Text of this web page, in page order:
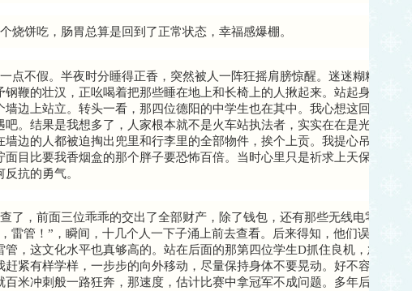
烧饼吃，肠胃总算是回到了正常状态，幸福感爆棚。
点不假。半夜时分睡得正香，突然被人一阵狂摇肩膀惊醒。迷迷糊糊睁开
鞭的壮汉，正吆喝着把那些睡在地上和长椅上的人揪起来。站起身来以后，
边上站立。转头一看，那四位德阳的中学生也在其中。我心想这回咱兜里有
。结果是我想多了，人家根本就不是火车站执法者，实实在在是光明正大的
边的人都被迫掏出兜里和行李里的全部物件，挨个上贡。我提心吊胆地抬头
目比要我香烟盒的那个胖子要恐怖百倍。当时心里只是祈求上天保佑他们不
抗的勇气。
了，前面三位乖乖的交出了全部财产，除了钱包，还有那些无线电零件。
雷管！”，瞬间，十几个人一下子涌上前去查看。后来得知，他们误把无线电
，这文化水平也真够高的。站在后面的那第四位学生D抓住良机，急忙蹑手
紧有样学样，一步步的向外移动，尽量保持身体不要晃动。好不容易蹭到墙
米冲刺般一路狂奔，那速度，估计比赛中拿冠军不成问题。多年后读到一篇